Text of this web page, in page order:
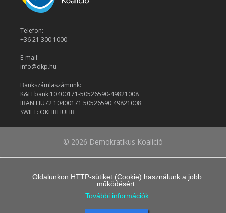
Telefon:
+36 21 300 1000
E-mail:
info@dkp.hu
Bankszámlaszámunk:
K&H bank 10400171-50526590-49821008
IBAN HU72 10400171 50526590 49821008
SWIFT: OKHBHUHB
© 2026 Demokratikus Koalíció
Oldalunkon HTTP-sütiket (Cookie) használunk a jobb
működésért.
További információk